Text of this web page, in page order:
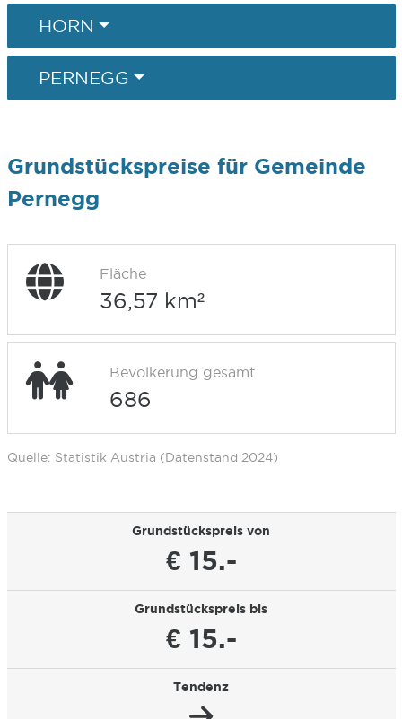
HORN
PERNEGG
Grundstückspreise für Gemeinde
Pernegg
Fläche
36,57 km²
Bevölkerung gesamt
686
Quelle: Statistik Austria (Datenstand 2024)
Grundstückspreis von
€ 15.-
Grundstückspreis bis
€ 15.-
Tendenz